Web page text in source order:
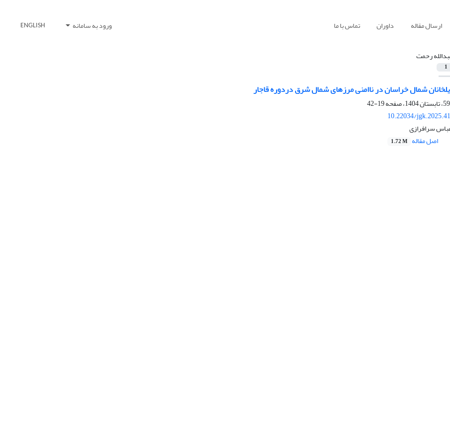
ارسال مقاله داوران تماس با ما ورود به سامانه ENGLISH
رحمت
1
شمال خراسان در ناامنی مرزهای شمال شرق دردوره قاجار
19-42
10.22034/
سرافرازی
اصل مقاله 1.72 M